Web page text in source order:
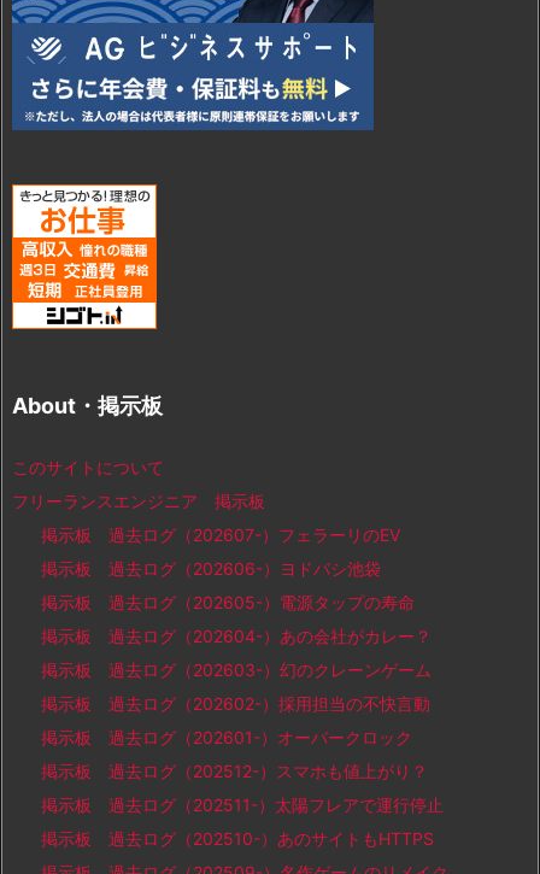
About・掲示板
このサイトについて
フリーランスエンジニア 掲示板
掲示板 過去ログ（202607-）フェラーリのEV
掲示板 過去ログ（202606-）ヨドバシ池袋
掲示板 過去ログ（202605-）電源タップの寿命
掲示板 過去ログ（202604-）あの会社がカレー？
掲示板 過去ログ（202603-）幻のクレーンゲーム
掲示板 過去ログ（202602-）採用担当の不快言動
掲示板 過去ログ（202601-）オーバークロック
掲示板 過去ログ（202512-）スマホも値上がり？
掲示板 過去ログ（202511-）太陽フレアで運行停止
掲示板 過去ログ（202510-）あのサイトもHTTPS